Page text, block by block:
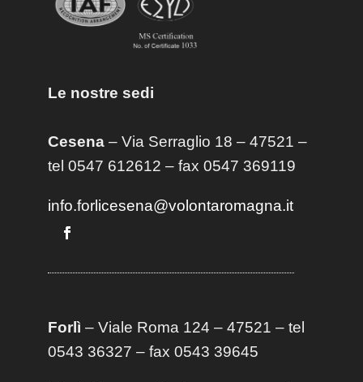
Le nostre sedi
Cesena– Via Serraglio 18 – 47521 –
tel 0547 612612 – fax 0547 369119
info.forlicesena@volontaromagna.it
Forlì – Viale Roma 124 – 47521 – tel
0543 36327 – fax 0543 39645